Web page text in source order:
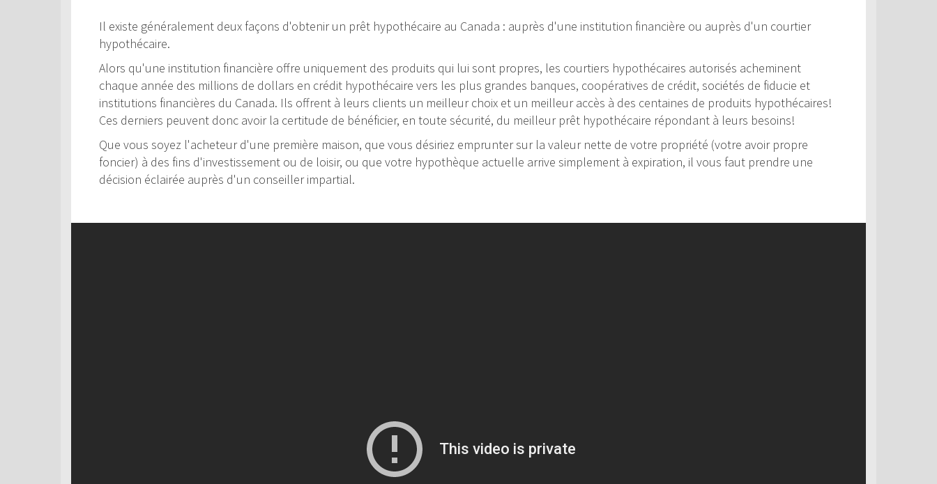
Il existe généralement deux façons d'obtenir un prêt hypothécaire au Canada : auprès d'une institution financière ou auprès d'un courtier
hypothécaire.
Alors qu'une institution financière offre uniquement des produits qui lui sont propres, les courtiers hypothécaires autorisés acheminent
chaque année des millions de dollars en crédit hypothécaire vers les plus grandes banques, coopératives de crédit, sociétés de fiducie et
institutions financières du Canada. Ils offrent à leurs clients un meilleur choix et un meilleur accès à des centaines de produits hypothécaires!
Ces derniers peuvent donc avoir la certitude de bénéficier, en toute sécurité, du meilleur prêt hypothécaire répondant à leurs besoins!
Que vous soyez l'acheteur d'une première maison, que vous désiriez emprunter sur la valeur nette de votre propriété (votre avoir propre
foncier) à des fins d'investissement ou de loisir, ou que votre hypothèque actuelle arrive simplement à expiration, il vous faut prendre une
décision éclairée auprès d'un conseiller impartial.